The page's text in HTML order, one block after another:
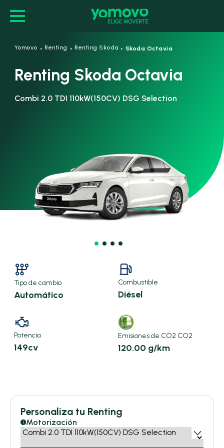
Yomovo · Renting · Renting Skoda · Skoda Octavia
Renting Skoda Octavia
Combi 2.0 TDI 110kW(150CV) DSG Selection
Tipo de cambio
Automático
Combustible
Diésel
Potencia
149cv
Emisiones de CO2 CO2
120.00 g/km
Personaliza tu Renting
i Motorización548,13 €/mes